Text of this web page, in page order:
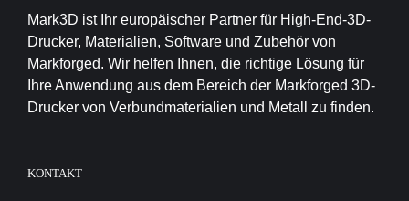
Mark3D ist Ihr europäischer Partner für High-End-3D-
Drucker, Materialien, Software und Zubehör von
Markforged. Wir helfen Ihnen, die richtige Lösung für
Ihre Anwendung aus dem Bereich der Markforged 3D-
Drucker von Verbundmaterialien und Metall zu finden.
KONTAKT